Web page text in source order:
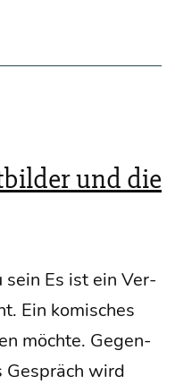
und die
sein Es ist ein Ver­
Ein komi­sches
möch­te. Gegen­
Gespräch wird